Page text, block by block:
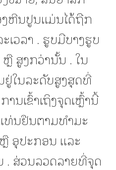
ງຫີນປູນແມ່ນໄດ້ຖືກ
ວລາ . ຮູບມືບາງຮູບ
ສູງກວ່ານັ້ນ . ໃນ
ໃນລະດັບສູງສຸດທີ່
ານເຂົ້າເຖິງຈຸດເຫຼົ້ານີ້
ທ່ນຢືນຕາມທໍາມະ
ອຸປະກອນ ແລະ
. ສ່ວນລວດລາຍທີ່ຈຸດ